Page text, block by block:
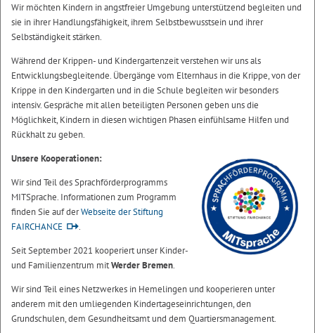
Wir möchten Kindern in angstfreier Umgebung unterstützend begleiten und
sie in ihrer Handlungsfähigkeit, ihrem Selbstbewusstsein und ihrer
Selbständigkeit stärken.
Während der Krippen- und Kindergartenzeit verstehen wir uns als
Entwicklungsbegleitende. Übergänge vom Elternhaus in die Krippe, von der
Krippe in den Kindergarten und in die Schule begleiten wir besonders
intensiv. Gespräche mit allen beteiligten Personen geben uns die
Möglichkeit, Kindern in diesen wichtigen Phasen einfühlsame Hilfen und
Rückhalt zu geben.
Unsere Kooperationen:
Wir sind Teil des Sprachförderprogramms
MITSprache. Informationen zum Programm
finden Sie auf derWebseite der Stiftung
FAIRCHANCE
.
Seit September 2021 kooperiert unser Kinder-
und Familienzentrum mitWerder Bremen.
Wir sind Teil eines Netzwerkes in Hemelingen und kooperieren unter
anderem mit den umliegenden Kindertageseinrichtungen, den
Grundschulen, dem Gesundheitsamt und dem Quartiersmanagement.